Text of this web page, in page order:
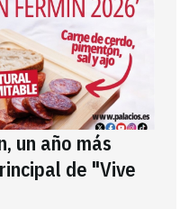
un año más
de "Vive